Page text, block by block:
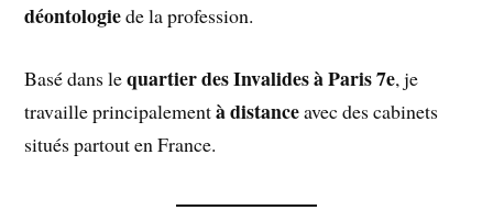
déontologiede la profession.
Basé dans lequartier des Invalides à Paris 7e, je
travaille principalementà distanceavec des cabinets
situés partout en France.